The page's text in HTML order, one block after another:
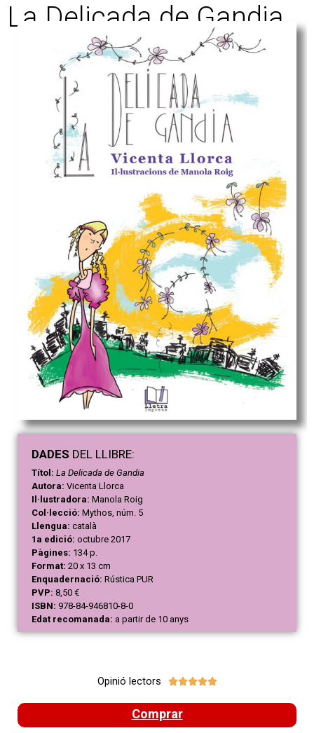
La Delicada de Gandia
DADES DEL LLIBRE:
Títol: La Delicada de Gandia
Autora: Vicenta Llorca
Il·lustradora: Manola Roig
Col·lecció: Mythos, núm. 5
Llengua: català
1a edició: octubre 2017
Pàgines: 134 p.
Format: 20 x 13 cm
Enquadernació: Rústica PUR
PVP: 8,50 €
ISBN: 978-84-946810-8-0
Edat recomanada: a partir de 10 anys
Opinió lectors 
Comprar